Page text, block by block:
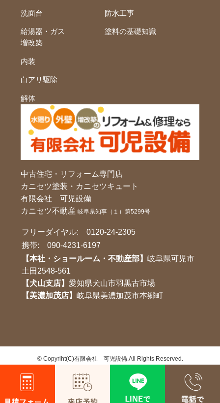
洗面台
給湯器・ガス
防水工事
塗料の基礎知識
増改築
内装
白アリ駆除
解体
中古住宅・リフォーム専門店
カニセツ塗装・カニセツキュート
有限会社 可児設備
カニセツ不動産岐阜県知事（１）第5299号
フリーダイヤル:0120-24-2305
携帯:090-4231-6197
【本社・ショールーム・不動産部】岐阜県可児市
土田2548-561
【犬山支店】愛知県犬山市羽黒古市場
【美濃加茂店】岐阜県美濃加茂市本鄉町
©Copyriht(C)有限会社 可児設備.All Rights Reserved.